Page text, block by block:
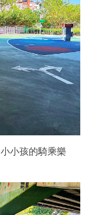
小孩的騎乘樂